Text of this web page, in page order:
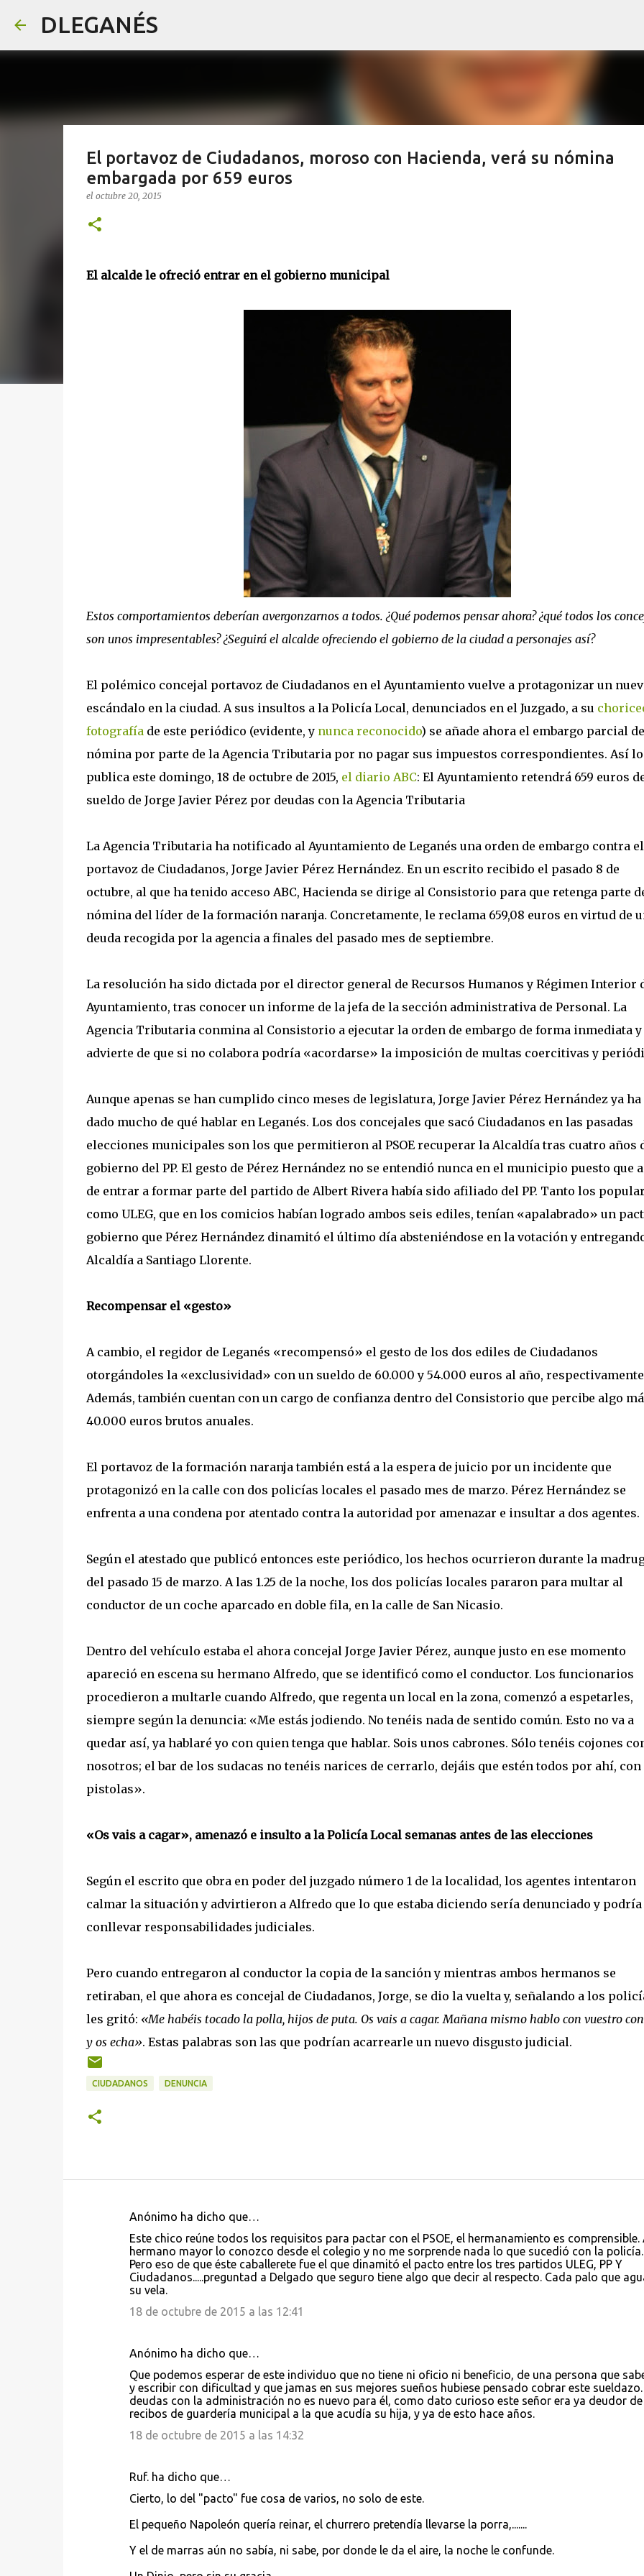
DLEGANÉS
El portavoz de Ciudadanos, moroso con Hacienda, verá su nómina
embargada por 659 euros
el octubre 20, 2015
El alcalde le ofreció entrar en el gobierno municipal
Estos comportamientos deberían avergonzarnos a todos. ¿Qué podemos pensar ahora? ¿qué todos los
son unos impresentables? ¿Seguirá el alcalde ofreciendo el gobierno de la ciudad a personajes así?
El polémico concejal portavoz de Ciudadanos en el Ayuntamiento vuelve a protagonizar un
escándalo en la ciudad. A sus insultos a la Policía Local, denunciados en el Juzgado, a su
fotografíade este periódico (evidente, y nunca reconocido) se añade ahora el embargo parcial
nómina por parte de la Agencia Tributaria por no pagar sus impuestos correspondientes. Así lo
publica este domingo, 18 de octubre de 2015, el diario ABC: El Ayuntamiento retendrá 659 euros
sueldo de Jorge Javier Pérez por deudas con la Agencia Tributaria
La Agencia Tributaria ha notificado al Ayuntamiento de Leganés una orden de embargo contra el
portavoz de Ciudadanos, Jorge Javier Pérez Hernández. En un escrito recibido el pasado 8 de
octubre, al que ha tenido acceso ABC, Hacienda se dirige al Consistorio para que retenga parte
nómina del líder de la formación naranja. Concretamente, le reclama 659,08 euros en virtud de
deuda recogida por la agencia a finales del pasado mes de septiembre.
La resolución ha sido dictada por el director general de Recursos Humanos y Régimen Interior
Ayuntamiento, tras conocer un informe de la jefa de la sección administrativa de Personal. La
Agencia Tributaria conmina al Consistorio a ejecutar la orden de embargo de forma inmediata y
advierte de que si no colabora podría «acordarse» la imposición de multas coercitivas y
Aunque apenas se han cumplido cinco meses de legislatura, Jorge Javier Pérez Hernández ya ha
dado mucho de qué hablar en Leganés. Los dos concejales que sacó Ciudadanos en las pasadas
elecciones municipales son los que permitieron al PSOE recuperar la Alcaldía tras cuatro años
gobierno del PP. El gesto de Pérez Hernández no se entendió nunca en el municipio puesto que
de entrar a formar parte del partido de Albert Rivera había sido afiliado del PP. Tanto los
como ULEG, que en los comicios habían logrado ambos seis ediles, tenían «apalabrado» un
gobierno que Pérez Hernández dinamitó el último día absteniéndose en la votación y
Alcaldía a Santiago Llorente.
Recompensar el «gesto»
A cambio, el regidor de Leganés «recompensó» el gesto de los dos ediles de Ciudadanos
otorgándoles la «exclusividad» con un sueldo de 60.000 y 54.000 euros al año,
Además, también cuentan con un cargo de confianza dentro del Consistorio que percibe algo
40.000 euros brutos anuales.
El portavoz de la formación naranja también está a la espera de juicio por un incidente que
protagonizó en la calle con dos policías locales el pasado mes de marzo. Pérez Hernández se
enfrenta a una condena por atentado contra la autoridad por amenazar e insultar a dos agentes.
Según el atestado que publicó entonces este periódico, los hechos ocurrieron durante la
del pasado 15 de marzo. A las 1.25 de la noche, los dos policías locales pararon para multar al
conductor de un coche aparcado en doble fila, en la calle de San Nicasio.
Dentro del vehículo estaba el ahora concejal Jorge Javier Pérez, aunque justo en ese momento
apareció en escena su hermano Alfredo, que se identificó como el conductor. Los funcionarios
procedieron a multarle cuando Alfredo, que regenta un local en la zona, comenzó a espetarles,
siempre según la denuncia: «Me estás jodiendo. No tenéis nada de sentido común. Esto no va a
quedar así, ya hablaré yo con quien tenga que hablar. Sois unos cabrones. Sólo tenéis cojones
nosotros; el bar de los sudacas no tenéis narices de cerrarlo, dejáis que estén todos por ahí, con
pistolas».
«Os vais a cagar», amenazó e insulto a la Policía Local semanas antes de las elecciones
Según el escrito que obra en poder del juzgado número 1 de la localidad, los agentes intentaron
calmar la situación y advirtieron a Alfredo que lo que estaba diciendo sería denunciado y podría
conllevar responsabilidades judiciales.
Pero cuando entregaron al conductor la copia de la sanción y mientras ambos hermanos se
retiraban, el que ahora es concejal de Ciudadanos, Jorge, se dio la vuelta y, señalando a los
les gritó: «Me habéis tocado la polla, hijos de puta. Os vais a cagar. Mañana mismo hablo con vuestro
y os echa». Estas palabras son las que podrían acarrearle un nuevo disgusto judicial.
CIUDADANOS DENUNCIA
Anónimo ha dicho que…
Este chico reúne todos los requisitos para pactar con el PSOE, el hermanamiento es comprensible.
hermano mayor lo conozco desde el colegio y no me sorprende nada lo que sucedió con la policía.
Pero eso de que éste caballerete fue el que dinamitó el pacto entre los tres partidos ULEG, PP Y
Ciudadanos.....preguntad a Delgado que seguro tiene algo que decir al respecto. Cada palo que
su vela.
18 de octubre de 2015 a las 12:41
Anónimo ha dicho que…
Que podemos esperar de este individuo que no tiene ni oficio ni beneficio, de una persona que
y escribir con dificultad y que jamas en sus mejores sueños hubiese pensado cobrar este sueldazo.
deudas con la administración no es nuevo para él, como dato curioso este señor era ya deudor
recibos de guardería municipal a la que acudía su hija, y ya de esto hace años.
18 de octubre de 2015 a las 14:32
Ruf. ha dicho que…
Cierto, lo del "pacto" fue cosa de varios, no solo de este.
El pequeño Napoleón quería reinar, el churrero pretendía llevarse la porra,.......
Y el de marras aún no sabía, ni sabe, por donde le da el aire, la noche le confunde.